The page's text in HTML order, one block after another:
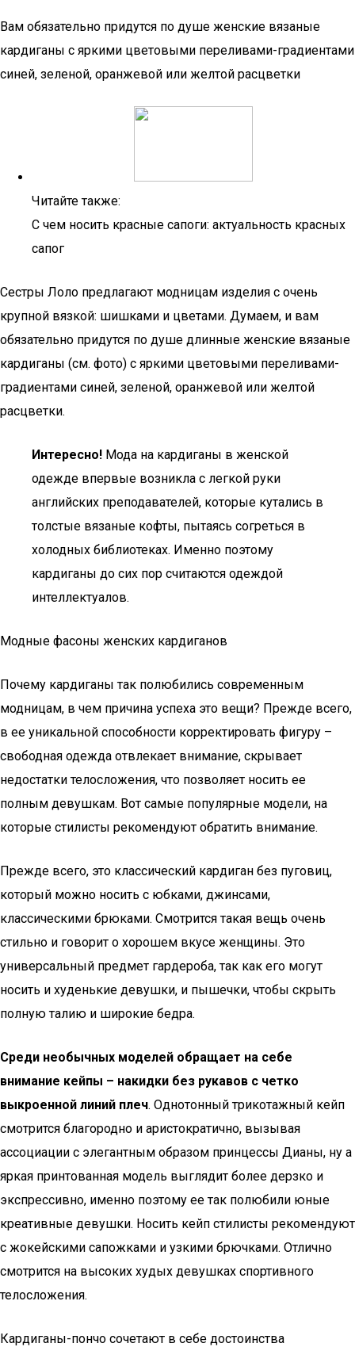
Вам обязательно придутся по душе женские вязаные
кардиганы с яркими цветовыми переливами-градиентами
синей, зеленой, оранжевой или желтой расцветки
Читайте также:
С чем носить красные сапоги: актуальность красных
сапог
Сестры Лоло предлагают модницам изделия с очень
крупной вязкой: шишками и цветами. Думаем, и вам
обязательно придутся по душе длинные женские вязаные
кардиганы (см. фото) с яркими цветовыми переливами-
градиентами синей, зеленой, оранжевой или желтой
расцветки.
Интересно! Мода на кардиганы в женской
одежде впервые возникла с легкой руки
английских преподавателей, которые кутались в
толстые вязаные кофты, пытаясь согреться в
холодных библиотеках. Именно поэтому
кардиганы до сих пор считаются одеждой
интеллектуалов.
Модные фасоны женских кардиганов
Почему кардиганы так полюбились современным
модницам, в чем причина успеха это вещи? Прежде всего,
в ее уникальной способности корректировать фигуру –
свободная одежда отвлекает внимание, скрывает
недостатки телосложения, что позволяет носить ее
полным девушкам. Вот самые популярные модели, на
которые стилисты рекомендуют обратить внимание.
Прежде всего, это классический кардиган без пуговиц,
который можно носить с юбками, джинсами,
классическими брюками. Смотрится такая вещь очень
стильно и говорит о хорошем вкусе женщины. Это
универсальный предмет гардероба, так как его могут
носить и худенькие девушки, и пышечки, чтобы скрыть
полную талию и широкие бедра.
Среди необычных моделей обращает на себе
внимание кейпы – накидки без рукавов с четко
выкроенной линий плеч. Однотонный трикотажный кейп
смотрится благородно и аристократично, вызывая
ассоциации с элегантным образом принцессы Дианы, ну а
яркая принтованная модель выглядит более дерзко и
экспрессивно, именно поэтому ее так полюбили юные
креативные девушки. Носить кейп стилисты рекомендуют
с жокейскими сапожками и узкими брючками. Отлично
смотрится на высоких худых девушках спортивного
телосложения.
Кардиганы-пончо сочетают в себе достоинства